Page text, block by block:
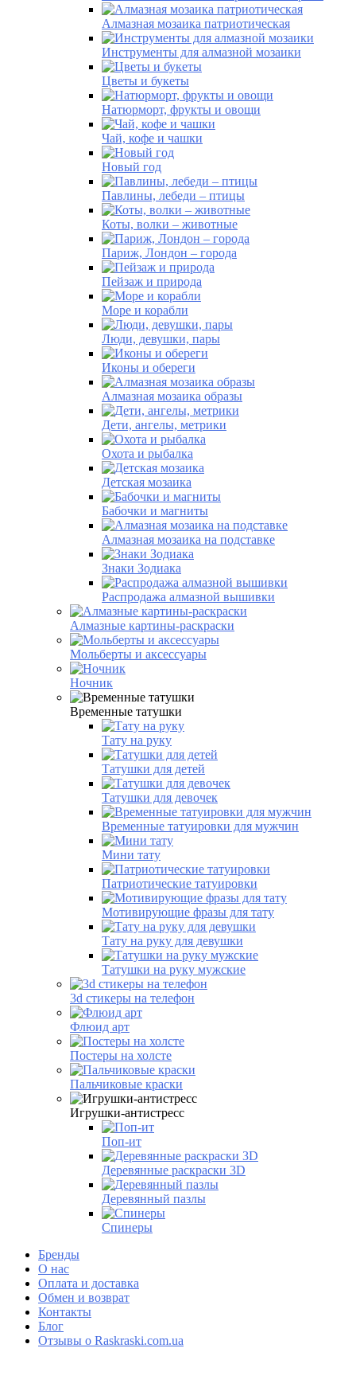
Алмазная мозаика патриотическая
Инструменты для алмазной мозаики
Цветы и букеты
Натюрморт, фрукты и овощи
Чай, кофе и чашки
Новый год
Павлины, лебеди – птицы
Коты, волки – животные
Париж, Лондон – города
Пейзаж и природа
Море и корабли
Люди, девушки, пары
Иконы и обереги
Алмазная мозаика образы
Дети, ангелы, метрики
Охота и рыбалка
Детская мозаика
Бабочки и магниты
Алмазная мозаика на подставке
Знаки Зодиака
Распродажа алмазной вышивки
Алмазные картины-раскраски
Мольберты и аксессуары
Ночник
Временные татушки
Тату на руку
Татушки для детей
Татушки для девочек
Временные татуировки для мужчин
Мини тату
Патриотические татуировки
Мотивирующие фразы для тату
Тату на руку для девушки
Татушки на руку мужские
3d стикеры на телефон
Флюид арт
Постеры на холсте
Пальчиковые краски
Игрушки-антистресс
Поп-ит
Деревянные раскраски 3D
Деревянный пазлы
Спинеры
Бренды
О нас
Оплата и доставка
Обмен и возврат
Контакты
Блог
Отзывы о Raskraski.com.ua